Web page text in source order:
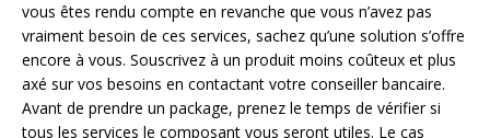
vous êtes rendu compte en revanche que vous n’avez pas
vraiment besoin de ces services, sachez qu’une solution s’offre
encore à vous. Souscrivez à un produit moins coûteux et plus
axé sur vos besoins en contactant votre conseiller bancaire.
Avant de prendre un package, prenez le temps de vérifier si
tous les services le composant vous seront utiles. Le cas